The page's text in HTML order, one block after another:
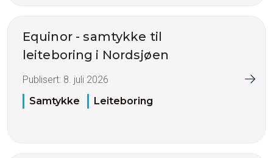
Equinor - samtykke til
leiteboring i Nordsjøen
Publisert: 8. juli 2026
Samtykke
Leiteboring